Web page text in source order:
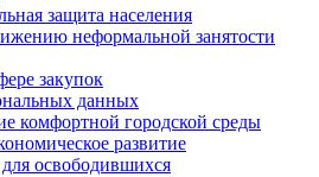
защита населения
неформальной занятости
закупок
данных
комфортной городской среды
развитие
освободившихся